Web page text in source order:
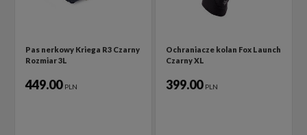
Pas nerkowy Kriega R3 Czarny
Rozmiar 3L
449.00 PLN
Ochraniacze kolan Fox Launch
Czarny XL
399.00 PLN